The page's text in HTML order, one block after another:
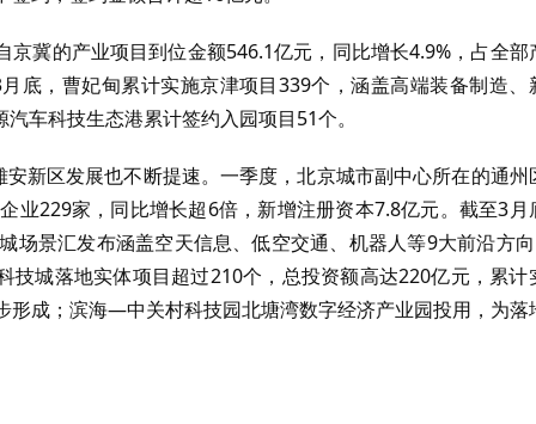
冀的产业项目到位金额546.1亿元，同比增长4.9%，占全部
底，曹妃甸累计实施京津项目339个，涵盖高端装备制造、
车科技生态港累计签约入园项目51个。
新区发展也不断提速。一季度，北京城市副中心所在的通州
业229家，同比增长超6倍，新增注册资本7.8亿元。截至3月
场景汇发布涵盖空天信息、低空交通、机器人等9大前沿方
技城落地实体项目超过210个，总投资额高达220亿元，累计
形成；滨海—中关村科技园北塘湾数字经济产业园投用，为落